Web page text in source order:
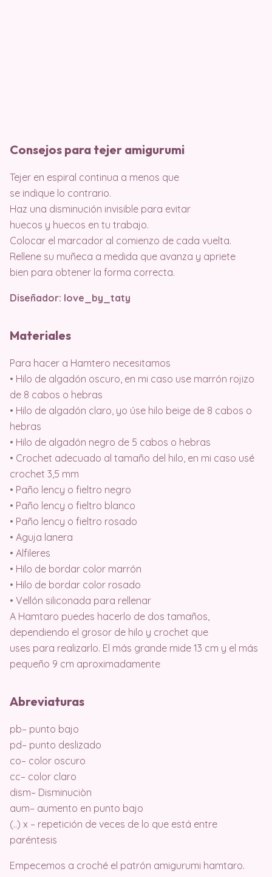
Consejos para tejer amigurumi
Tejer en espiral continua a menos que
se indique lo contrario.
Haz una disminución invisible para evitar
huecos y huecos en tu trabajo.
Colocar el marcador al comienzo de cada vuelta.
Rellene su muñeca a medida que avanza y apriete
bien para obtener la forma correcta.
Diseñador: love_by_taty
Materiales
Para hacer a Hamtero necesitamos
• Hilo de algadón oscuro, en mi caso use marrón rojizo
de 8 cabos o hebras
• Hilo de algadón claro, yo úse hilo beige de 8 cabos o
hebras
• Hilo de algadón negro de 5 cabos o hebras
• Crochet adecuado al tamaño del hilo, en mi caso usé
crochet 3,5 mm
• Paño lency o fieltro negro
• Paño lency o fieltro blanco
• Paño lency o fieltro rosado
• Aguja lanera
• Alfileres
• Hilo de bordar color marrón
• Hilo de bordar color rosado
• Vellón siliconada para rellenar
A Hamtaro puedes hacerlo de dos tamaños,
dependiendo el grosor de hilo y crochet que
uses para realizarlo. El más grande mide 13 cm y el más
pequeño 9 cm aproximadamente
Abreviaturas
pb– punto bajo
pd– punto deslizado
co– color oscuro
cc– color claro
dism– Disminuciòn
aum– aumento en punto bajo
(..) x – repetición de veces de lo que está entre
paréntesis
Empecemos a croché el patrón amigurumi hamtaro.